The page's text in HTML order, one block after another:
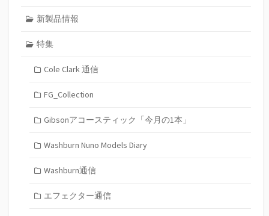
新製品情報
特集
Cole Clark 通信
FG_Collection
Gibsonアコースティック「今月の1本」
Washburn Nuno Models Diary
Washburn通信
エフェクター通信